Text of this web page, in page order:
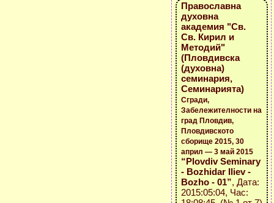
Православна
духовна
академия "Св.
Св. Кирил и
Методий"
(Пловдивска
(духовна)
семинария,
Семинарията)
Сгради,
Забележителности на
град Пловдив,
Пловдивското
сборище 2015, 30
април — 3 май 2015
“Plovdiv Seminary
- Bozhidar Iliev -
Bozho - 01”, Дата:
2015:05:04, Час: